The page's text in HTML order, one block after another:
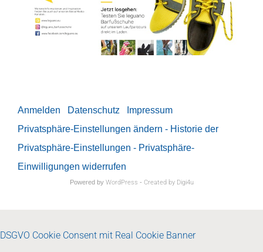
Anmelden Datenschutz
Impressum
Privatsphäre-Einstellungen ändern - Historie der
Privatsphäre-Einstellungen - Privatsphäre-
Einwilligungen widerrufen
Powered by WordPress - Created by Digi4u
DSGVO Cookie Consent mit Real Cookie Banner